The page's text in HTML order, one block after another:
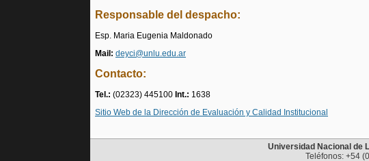
Responsable del despacho:
Esp. Maria Eugenia Maldonado
Mail: deyci@unlu.edu.ar
Contacto:
Tel.: (02323) 445100 Int.: 1638
Sitio Web de la Dirección de Evaluación y Calidad Institucional
Universidad Nacional de
Teléfonos: +54